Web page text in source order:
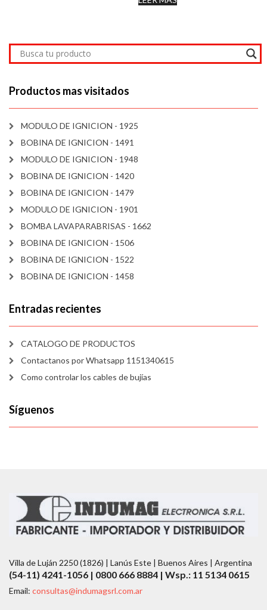
Productos mas visitados
MODULO DE IGNICION - 1925
BOBINA DE IGNICION - 1491
MODULO DE IGNICION - 1948
BOBINA DE IGNICION - 1420
BOBINA DE IGNICION - 1479
MODULO DE IGNICION - 1901
BOMBA LAVAPARABRISAS - 1662
BOBINA DE IGNICION - 1506
BOBINA DE IGNICION - 1522
BOBINA DE IGNICION - 1458
Entradas recientes
CATALOGO DE PRODUCTOS
Contactanos por Whatsapp 1151340615
Como controlar los cables de bujías
Síguenos
Villa de Luján 2250 (1826) | Lanús Este | Buenos Aires | Argentina
(54-11) 4241-1056 | 0800 666 8884 | Wsp.: 11 5134 0615
Email: consultas@indumagsrl.com.ar